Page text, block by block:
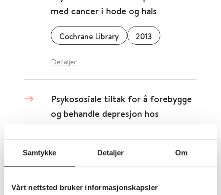
Samtykke Detaljer Om
Vårt nettsted bruker informasjonskapsler
med cancer i hode og hals
Cochrane Library 2013
Detaljer
Psykososiale tiltak for å forebygge
og behandle depresjon hos
Cochrane Library